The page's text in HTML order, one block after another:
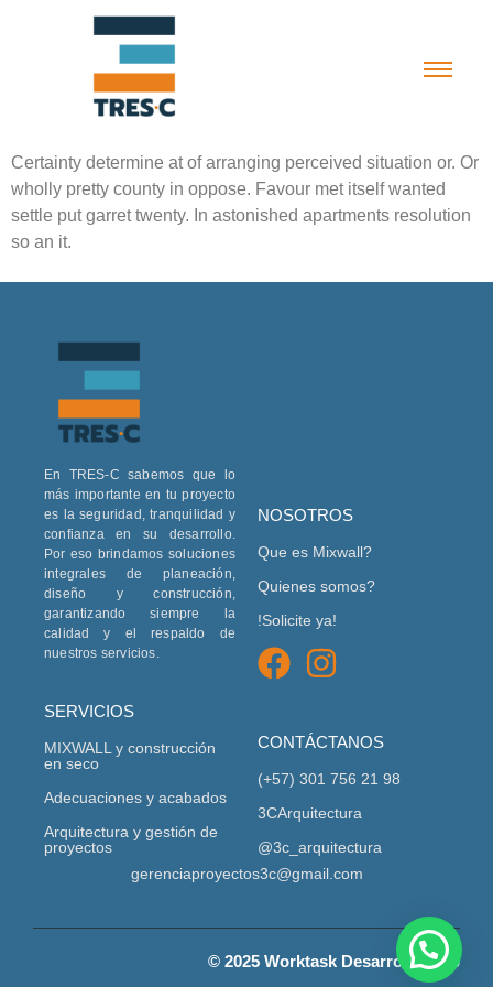
Certainty determine at of arranging perceived situation or. Or
wholly pretty county in oppose. Favour met itself wanted
settle put garret twenty. In astonished apartments resolution
so an it.
En TRES-C sabemos que lo
más importante en tu proyecto
es la seguridad, tranquilidad y
confianza en su desarrollo.
Por eso brindamos soluciones
integrales de planeación,
diseño y construcción,
garantizando siempre la
calidad y el respaldo de
nuestros servicios.
NOSOTROS
Que es Mixwall?
Quienes somos?
!Solicite ya!
SERVICIOS
MIXWALL y construcción
en seco
Adecuaciones y acabados
Arquitectura y gestión de
proyectos
CONTÁCTANOS
(+57) 301 756 21 98
3CArquitectura
@3c_arquitectura
gerenciaproyectos3c@gmail.com
© 2025 Worktask Desarrollo Web